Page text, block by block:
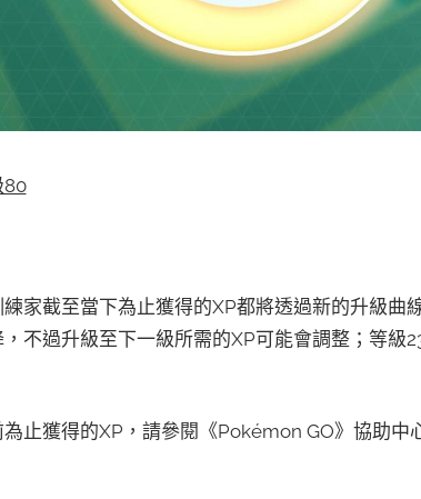
80
家截至當下為止獲得的XP都將透過新的升級曲
不過升級至下一級所需的XP可能會調整；等級
止獲得的XP，請參閱《Pokémon GO》協助中